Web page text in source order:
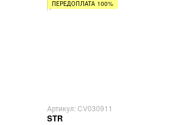
ПЕРЕДОПЛАТА 100%
Артикул: CV030911
STR